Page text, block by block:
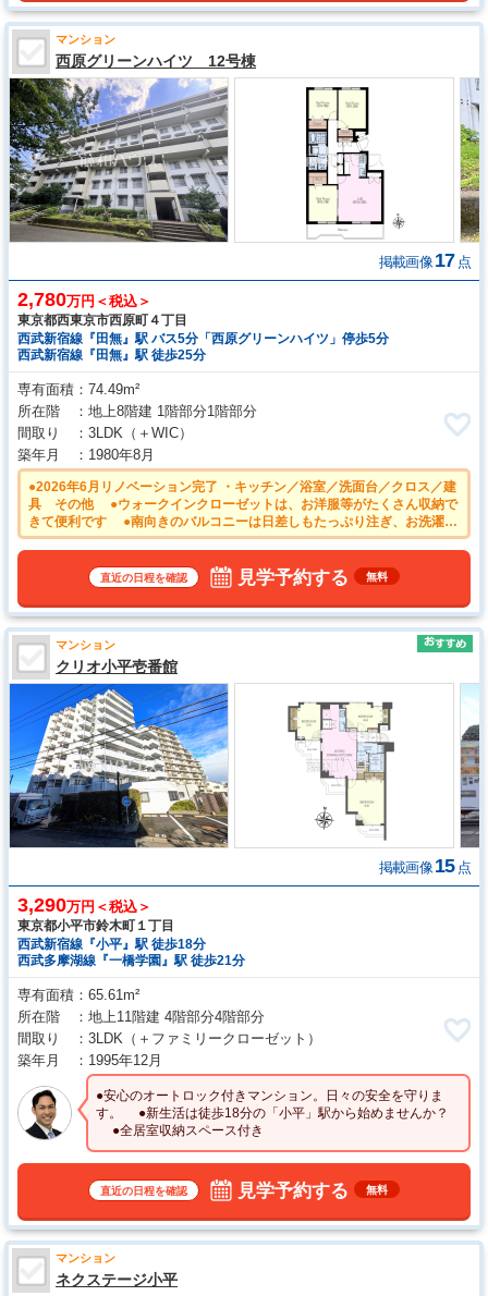
マンション
西原グリーンハイツ 12号棟
掲載画像 17 点
2,780万円＜税込＞
東京都西東京市西原町４丁目
西武新宿線『田無』駅 バス5分「西原グリーンハイツ」停歩5分
西武新宿線『田無』駅 徒歩25分
専有面積
74.49m²
所在階
地上8階建 1階部分1階部分
間取り
3LDK （＋WIC）
築年月
1980年8月
●2026年6月リノベーション完了 ・キッチン／浴室／洗面台／クロス／建
具 その他 ●ウォークインクローゼットは、お洋服等がたくさん収納で
きて便利です ●南向きのバルコニーは日差しもたっぷり注ぎ、お洗濯物
もよく乾きます。 ●キッチンには家事時間を短縮する食洗機付き ●浴
直近の日程を確認 見学予約する 無料
マンション
クリオ小平壱番館
掲載画像 15 点
3,290万円＜税込＞
東京都小平市鈴木町１丁目
西武新宿線『小平』駅 徒歩18分
西武多摩湖線『一橋学園』駅 徒歩21分
専有面積
65.61m²
所在階
地上11階建 4階部分4階部分
間取り
3LDK （＋ファミリークローゼット）
築年月
1995年12月
●安心のオートロック付きマンション。日々の安全を守りま
す。 ●新生活は徒歩18分の「小平」駅から始めませんか？
●全居室収納スペース付き
直近の日程を確認 見学予約する 無料
マンション
ネクステージ小平